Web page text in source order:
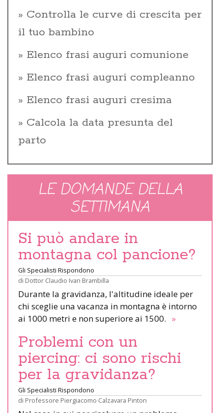
Controlla le curve di crescita per
il tuo bambino
Elenco frasi auguri comunione
Elenco frasi auguri compleanno
Elenco frasi auguri cresima
Calcola la data presunta del
parto
LE DOMANDE DELLA
SETTIMANA
Si può andare in
montagna col pancione?
Gli Specialisti Rispondono
di Dottor Claudio Ivan Brambilla
Durante la gravidanza, l'altitudine ideale per
chi sceglie una vacanza in montagna è intorno
ai 1000 metri e non superiore ai 1500. »
Problemi con un
piercing: ci sono rischi
per la gravidanza?
Gli Specialisti Rispondono
di Professore Piergiacomo Calzavara Pinton